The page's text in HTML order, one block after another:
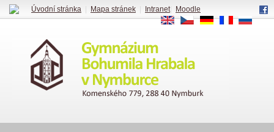
Úvodní stránka Mapa stránek Intranet|
Moodle
EN
CS DE FR RU